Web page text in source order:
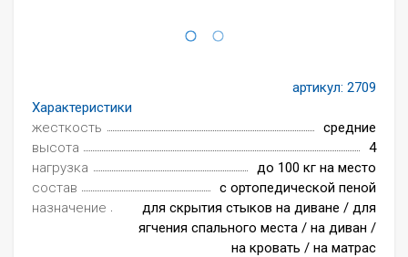
артикул: 2709
Характеристики
жесткость
средние
высота
4
нагрузка
до 100 кг на место
состав
с ортопедической пеной
назначение
для скрытия стыков на диване / для
ягчения спального места / на диван /
на кровать / на матрас